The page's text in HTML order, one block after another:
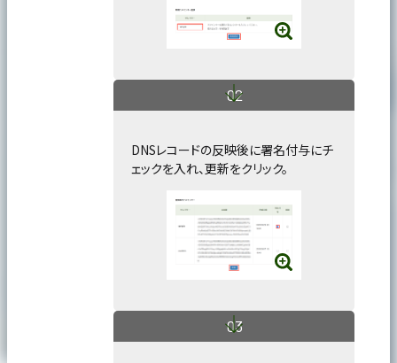
DNSレコードの反映後に署名付与にチ
ェックを入れ、更新をクリック。